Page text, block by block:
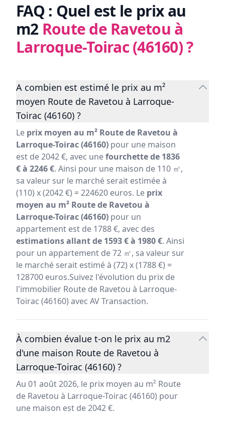
FAQ : Quel est le prix au
m2 Route de Ravetou à
Larroque-Toirac (46160)?
A combien est estimé le prix au m²
moyen Route de Ravetou à Larroque-
Toirac (46160) ?
Le prix moyen au m² Route de Ravetou à
Larroque-Toirac (46160) pour une maison
est de 2042 €, avec unefourchette de 1836
€ à 2246 €. Ainsi pour une maison de 110 ㎡,
sa valeur sur le marché serait estimée à
(110) x (2042 €) = 224620 euros. Le prix
moyen au m² Route de Ravetou à
Larroque-Toirac (46160) pour un
appartement est de 1788 €, avec des
estimations allant de 1593 € à 1980 €. Ainsi
pour un appartement de 72 ㎡, sa valeur sur
le marché serait estimé à (72) x (1788 €) =
128700 euros.Suivez l'évolution du prix de
l'immobilier Route de Ravetou à Larroque-
Toirac (46160) avec AV Transaction.
À combien évalue t-on le prix au m2
d'une maison Route de Ravetou à
Larroque-Toirac (46160) ?
Au 01 août 2026, le prix moyen au m² Route
de Ravetou à Larroque-Toirac (46160) pour
une maison est de 2042 €.